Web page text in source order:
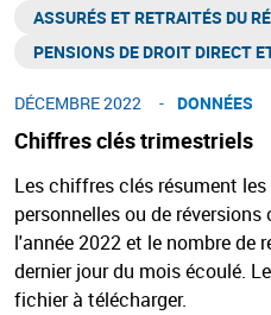
Chiffres clés trimestriels
ASSURÉS ET RETRAITÉS DU
PENSIONS DE DROIT DIRECT
DÉCEMBRE 2022 DONNÉES
Les chiffres clés résument
personnelles ou de
l'année 2022 et le nombre de
dernier jour du mois écoulé.
fichier à télécharger.